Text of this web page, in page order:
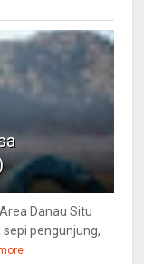
Danau Situ
pengunjung,